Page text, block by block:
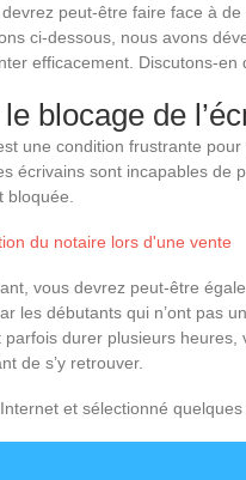
devrez peut-être faire face à
ci-dessous, nous avons
efficacement. Discutons-en
blocage de
une condition frustrante
écrivains sont incapables de
du notaire lors d'une vente
vous devrez peut-être
les débutants qui n’ont pas
durer plusieurs
de s’y retrouver.
et sélectionné quelques